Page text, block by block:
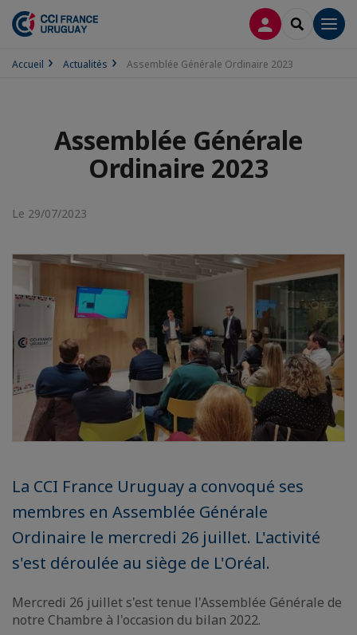
CONNEXION
Accueil Actualités Assemblée Générale Ordinaire 2023
Assemblée Générale
Ordinaire 2023
Le 29/07/2023
La CCI France Uruguay a convoqué ses
membres en Assemblée Générale
Ordinaire le mercredi 26 juillet. L'activité
s'est déroulée au siège de L'Oréal.
Mercredi 26 juillet s'est tenue l'Assemblée Générale de
notre Chambre à l'occasion du bilan 2022.